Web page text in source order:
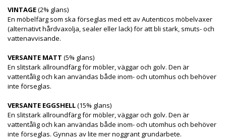
VINTAGE(2% glans)
En möbelfärg som ska förseglas med ett av Autenticos möbelvaxer
(alternativt hårdvaxolja, sealer eller lack) för att bli stark, smuts- och
vattenavvisande.
VERSANTE MATT (5% glans)
En slitstark allroundfärg för möbler, väggar och golv. Den är
vattentålig och kan användas både inom- och utomhus och behöver
inte förseglas.
VERSANTE EGGSHELL(15% glans)
En slitstark allroundfärg för möbler, väggar och golv. Den är
vattentålig och kan användas både inom- och utomhus och behöver
inte förseglas. Gynnas av lite mer noggrant grundarbete.